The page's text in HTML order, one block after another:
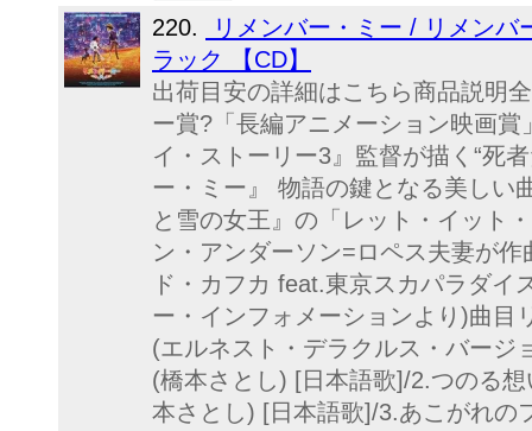
220.
リメンバー・ミー / リメン
ラック 【CD】
出荷目安の詳細はこちら商品説明
ー賞?「長編アニメーション映画
イ・ストーリー3』監督が描く“死
ー・ミー』 物語の鍵となる美しい
と雪の女王』の「レット・イット
ン・アンダーソン=ロペス夫妻が
ド・カフカ feat.東京スカパラダイ
ー・インフォメーションより)曲目
(エルネスト・デラクルス・バージ
(橋本さとし) [日本語歌]/2.つのる
本さとし) [日本語歌]/3.あこがれの